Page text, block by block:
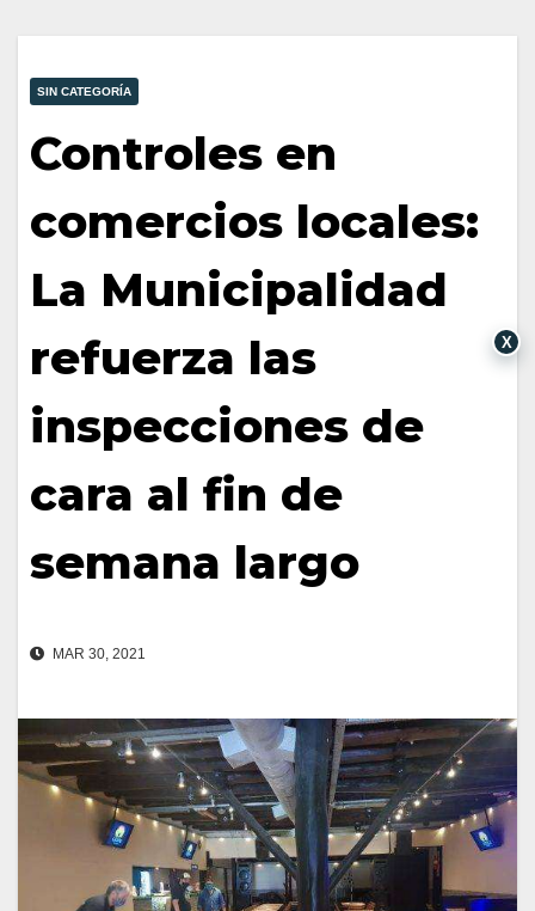
SIN CATEGORÍA
Controles en
comercios locales:
La Municipalidad
refuerza las
inspecciones de
cara al fin de
semana largo
MAR 30, 2021
X